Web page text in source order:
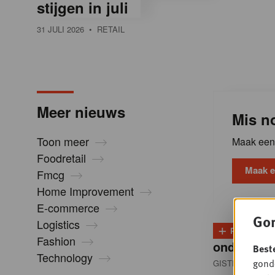
stijgen in juli
31 JULI 2026 • RETAIL
Meer nieuws
Toon meer
Foodretail
Fmcg
Home Improvement
E-commerce
Logistics
Fashion
Technology
Mis
Maak
Maak
+ PLUS
onder
GISTEREN